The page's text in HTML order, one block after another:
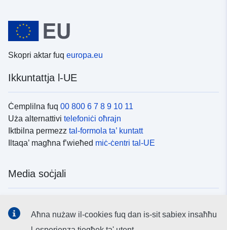
Skopri aktar fuq europa.eu
Ikkuntattja l-UE
Ċemplilna fuq 00 800 6 7 8 9 10 11
Uża alternattivi telefoniċi oħrajn
Iktbilna permezz tal-formola ta’ kuntatt
Iltaqa’ magħna f’wieħed miċ-ċentri tal-UE
Media soċjali
Aħna nużaw il-cookies fuq dan is-sit sabiex insaħħu